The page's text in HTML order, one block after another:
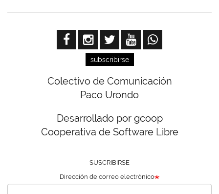
subscribirse
Colectivo de Comunicación
Paco Urondo
Desarrollado por gcoop
Cooperativa de Software Libre
SUSCRIBIRSE
Dirección de correo electrónico